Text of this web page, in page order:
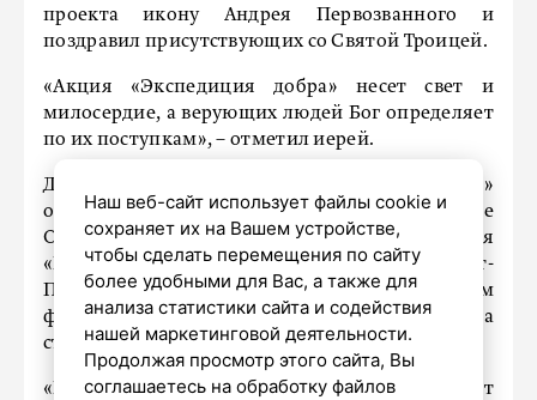
проекта икону Андрея Первозванного и
поздравил присутствующих со Святой Троицей.
«Акция «Экспедиция добра» несет свет и
милосердие, а верующих людей Бог определяет
по их поступкам», – отметил иерей.
Добавим, что проект «Экспедиция добра»
организует региональное отделение
Общероссийского общественного движения
«Народный фронт «За Россию» Санкт-
Петербурга совместно с Благотворительным
фондом «Добродушие» и АНО «Команда
страны».
«Петербургский дневник» подробно расскажет
Наш веб-сайт использует файлы cookie и
сохраняет их на Вашем устройстве,
чтобы сделать перемещения по сайту
более удобными для Вас, а также для
анализа статистики сайта и содействия
нашей маркетинговой деятельности.
Продолжая просмотр этого сайта, Вы
соглашаетесь на обработку файлов